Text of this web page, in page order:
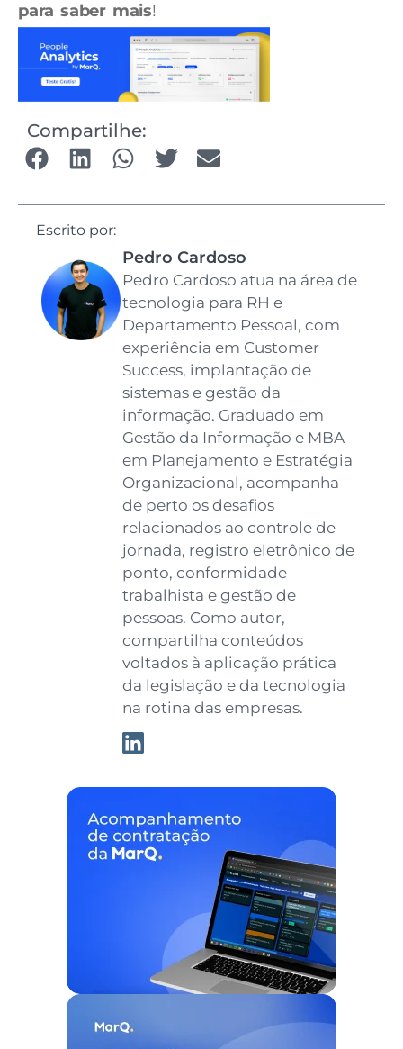
para saber mais!
Compartilhe:
Escrito por:
Pedro Cardoso
Pedro Cardoso atua na área de
tecnologia para RH e
Departamento Pessoal, com
experiência em Customer
Success, implantação de
sistemas e gestão da
informação. Graduado em
Gestão da Informação e MBA
em Planejamento e Estratégia
Organizacional, acompanha
de perto os desafios
relacionados ao controle de
jornada, registro eletrônico de
ponto, conformidade
trabalhista e gestão de
pessoas. Como autor,
compartilha conteúdos
voltados à aplicação prática
da legislação e da tecnologia
na rotina das empresas.